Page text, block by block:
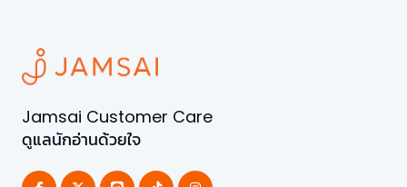
Jamsai Customer Care
ดูแลนักอ่านด้วยใจ